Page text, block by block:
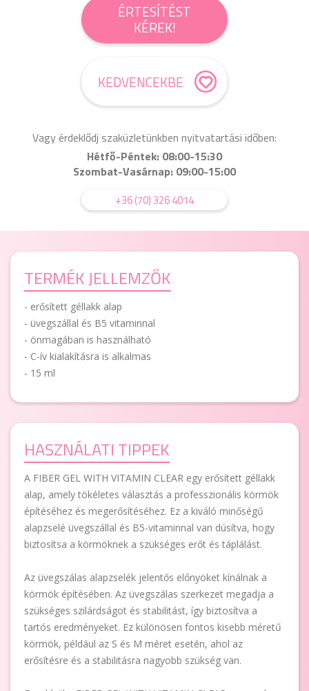
ÉRTESÍTÉST
KÉREK!
KEDVENCEKBE
Vagy érdeklődj szaküzletünkben nyitvatartási időben:
Hétfő-Péntek: 08:00-15:30
Szombat-Vasárnap: 09:00-15:00
+36 (70) 326 4014
TERMÉK JELLEMZŐK
- erősített géllakk alap
- üvegszállal és B5 vitaminnal
- önmagában is használható
- C-ív kialakításra is alkalmas
- 15 ml
HASZNÁLATI TIPPEK
A FIBER GEL WITH VITAMIN CLEAR egy erősített géllakk
alap, amely tökéletes választás a professzionális körmök
építéséhez és megerősítéséhez. Ez a kiváló minőségű
alapzselé üvegszállal és B5-vitaminnal van dúsítva, hogy
biztosítsa a körmöknek a szükséges erőt és táplálást.
Az üvegszálas alapzselék jelentős előnyöket kínálnak a
körmök építésében. Az üvegszálas szerkezet megadja a
szükséges szilárdságot és stabilitást, így biztosítva a
tartós eredményeket. Ez különösen fontos kisebb méretű
körmök, például az S és M méret esetén, ahol az
erősítésre és a stabilitásra nagyobb szükség van.